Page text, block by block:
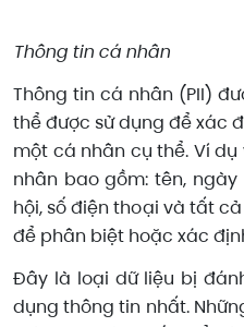
Thông tin cá nhân
Thông tin cá nhân (PII)
thể được sử dụng để xác
một cá nhân cụ thể. Ví
nhân bao gồm: tên,
hội, số điện thoại và tất
để phân biệt hoặc xác
Đây là loại dữ liệu bị
dụng thông tin nhất.